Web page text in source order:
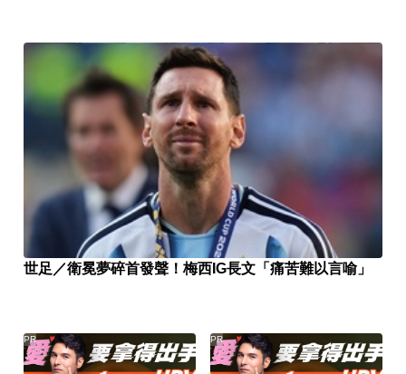
世足／衛冕夢碎首發聲！梅西IG長文「痛苦難以言喻」
PR PR